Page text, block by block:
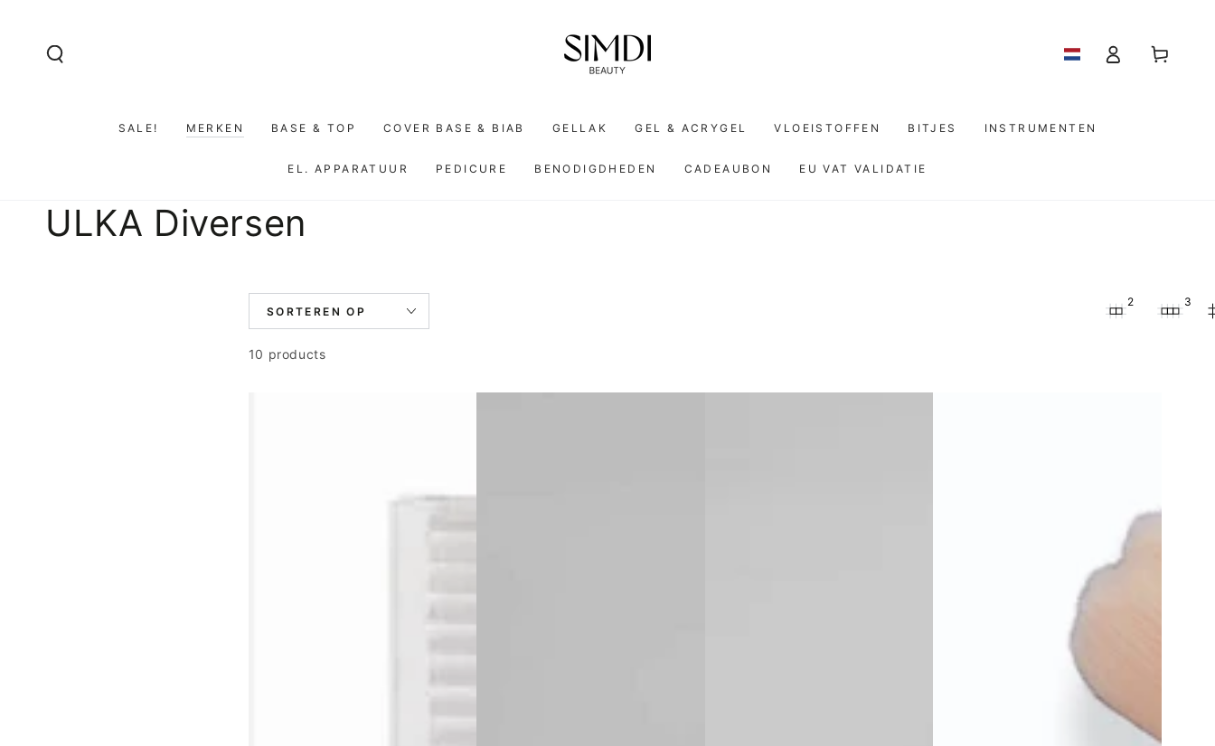
SALE! MERKEN BASE & TOP COVER BASE & BIAB GELLAK GEL & ACRYGEL VLOEISTOFFEN BITJES INSTRUMENTEN
EL. APPARATUUR PEDICURE BENODIGDHEDEN CADEAUBON EU VAT VALIDATIE
Log
in
Winkelwagen
Collectie:
ULKA Diversen
SORTEREN OP
2 3
10 products